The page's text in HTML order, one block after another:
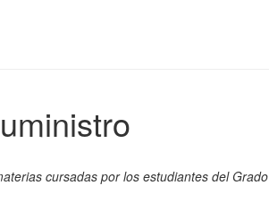
cursadas por los estudiantes del Grado